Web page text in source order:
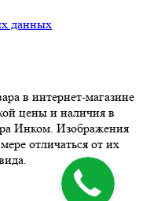
данных
в интернет-магазине
цены и наличия в
Инком. Изображения
отличаться от их